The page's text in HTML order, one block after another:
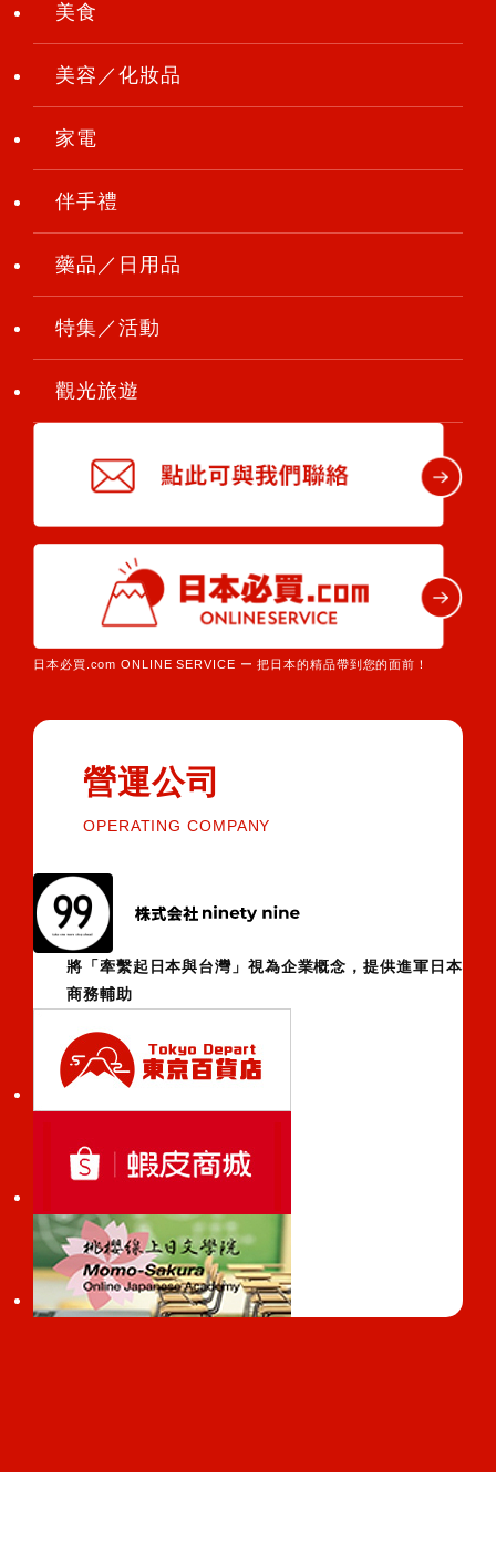
美食
美容／化妝品
家電
伴手禮
藥品／日用品
特集／活動
觀光旅遊
日本必買.com ONLINE SERVICE ー 把日本的精品帶到您的面前！
營運公司
OPERATING COMPANY
將「牽繫起日本與台灣」視為企業概念，提供進軍日本
商務輔助